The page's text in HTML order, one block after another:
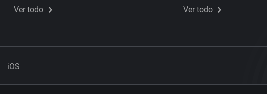
Ver todo Ver todo
iOS